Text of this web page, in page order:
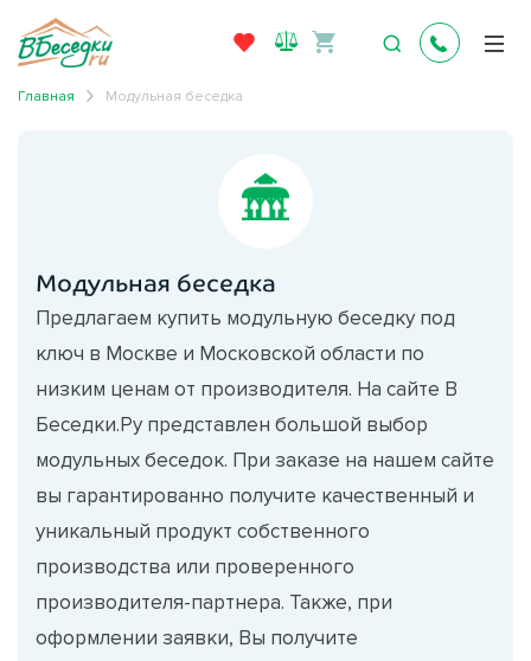
Главная Модульная беседка
Модульная беседка
Предлагаем купить модульную беседку под
ключ в Москве и Московской области по
низким ценам от производителя. На сайте В
Беседки.Ру представлен большой выбор
модульных беседок. При заказе на нашем сайте
вы гарантированно получите качественный и
уникальный продукт собственного
производства или проверенного
производителя-партнера. Также, при
оформлении заявки, Вы получите